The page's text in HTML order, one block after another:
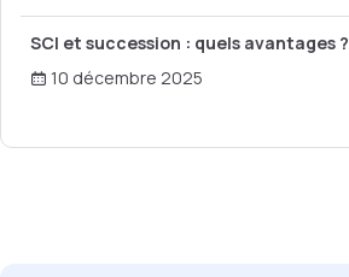
SCI et succession : quels avantages ?
10 décembre 2025